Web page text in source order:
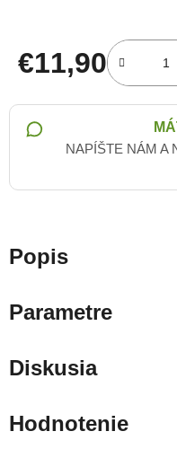
€11,90
Jednotková cena:
NAPÍŠTE NÁM A
Popis
Parametre
Diskusia
Hodnotenie